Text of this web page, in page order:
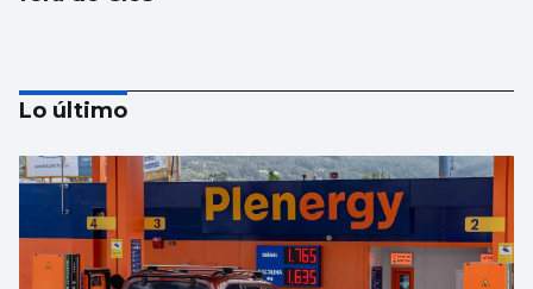
Lo último